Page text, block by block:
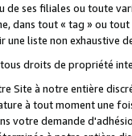
de ses filiales ou toute
dans tout « tag » ou
liste non exhaustive
droits de propriété
Site à notre entière
à tout moment une
votre demande